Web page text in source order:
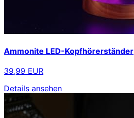
Ammonite LED-Kopfhörerständer
39,99 EUR
Details ansehen